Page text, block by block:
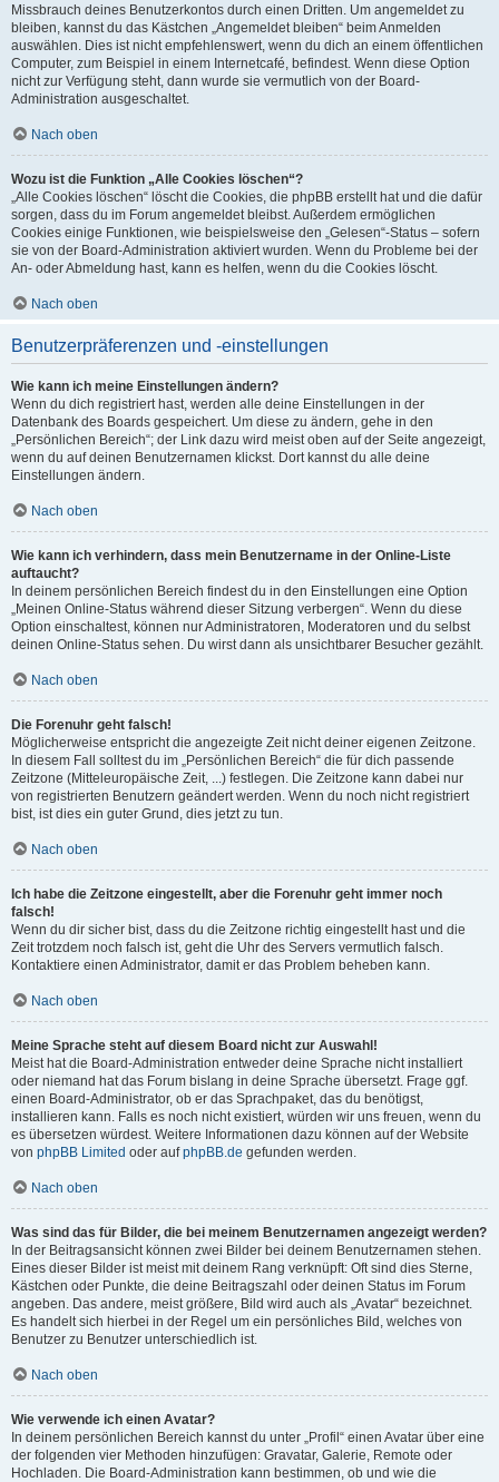
Missbrauch deines Benutzerkontos durch einen Dritten. Um angemeldet zu
bleiben, kannst du das Kästchen „Angemeldet bleiben“ beim Anmelden
auswählen. Dies ist nicht empfehlenswert, wenn du dich an einem öffentlichen
Computer, zum Beispiel in einem Internetcafé, befindest. Wenn diese Option
nicht zur Verfügung steht, dann wurde sie vermutlich von der Board-
Administration ausgeschaltet.
Nach oben
Wozu ist die Funktion „Alle Cookies löschen“?
„Alle Cookies löschen“ löscht die Cookies, die phpBB erstellt hat und die dafür
sorgen, dass du im Forum angemeldet bleibst. Außerdem ermöglichen
Cookies einige Funktionen, wie beispielsweise den „Gelesen“-Status – sofern
sie von der Board-Administration aktiviert wurden. Wenn du Probleme bei der
An- oder Abmeldung hast, kann es helfen, wenn du die Cookies löscht.
Nach oben
Benutzerpräferenzen und -einstellungen
Wie kann ich meine Einstellungen ändern?
Wenn du dich registriert hast, werden alle deine Einstellungen in der
Datenbank des Boards gespeichert. Um diese zu ändern, gehe in den
„Persönlichen Bereich“; der Link dazu wird meist oben auf der Seite angezeigt,
wenn du auf deinen Benutzernamen klickst. Dort kannst du alle deine
Einstellungen ändern.
Nach oben
Wie kann ich verhindern, dass mein Benutzername in der Online-Liste
auftaucht?
In deinem persönlichen Bereich findest du in den Einstellungen eine Option
„Meinen Online-Status während dieser Sitzung verbergen“. Wenn du diese
Option einschaltest, können nur Administratoren, Moderatoren und du selbst
deinen Online-Status sehen. Du wirst dann als unsichtbarer Besucher gezählt.
Nach oben
Die Forenuhr geht falsch!
Möglicherweise entspricht die angezeigte Zeit nicht deiner eigenen Zeitzone.
In diesem Fall solltest du im „Persönlichen Bereich“ die für dich passende
Zeitzone (Mitteleuropäische Zeit, ...) festlegen. Die Zeitzone kann dabei nur
von registrierten Benutzern geändert werden. Wenn du noch nicht registriert
bist, ist dies ein guter Grund, dies jetzt zu tun.
Nach oben
Ich habe die Zeitzone eingestellt, aber die Forenuhr geht immer noch
falsch!
Wenn du dir sicher bist, dass du die Zeitzone richtig eingestellt hast und die
Zeit trotzdem noch falsch ist, geht die Uhr des Servers vermutlich falsch.
Kontaktiere einen Administrator, damit er das Problem beheben kann.
Nach oben
Meine Sprache steht auf diesem Board nicht zur Auswahl!
Meist hat die Board-Administration entweder deine Sprache nicht installiert
oder niemand hat das Forum bislang in deine Sprache übersetzt. Frage ggf.
einen Board-Administrator, ob er das Sprachpaket, das du benötigst,
installieren kann. Falls es noch nicht existiert, würden wir uns freuen, wenn du
es übersetzen würdest. Weitere Informationen dazu können auf der Website
von phpBB Limited oder aufphpBB.de gefunden werden.
Nach oben
Was sind das für Bilder, die bei meinem Benutzernamen angezeigt werden?
In der Beitragsansicht können zwei Bilder bei deinem Benutzernamen stehen.
Eines dieser Bilder ist meist mit deinem Rang verknüpft: Oft sind dies Sterne,
Kästchen oder Punkte, die deine Beitragszahl oder deinen Status im Forum
angeben. Das andere, meist größere, Bild wird auch als „Avatar“ bezeichnet.
Es handelt sich hierbei in der Regel um ein persönliches Bild, welches von
Benutzer zu Benutzer unterschiedlich ist.
Nach oben
Wie verwende ich einen Avatar?
In deinem persönlichen Bereich kannst du unter „Profil“ einen Avatar über eine
der folgenden vier Methoden hinzufügen: Gravatar, Galerie, Remote oder
Hochladen. Die Board-Administration kann bestimmen, ob und wie die